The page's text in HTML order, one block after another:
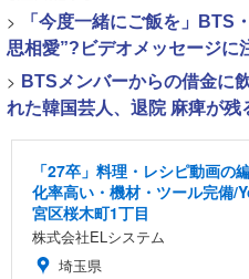
>
「今度一緒にご飯を」BTS
思相愛”?ビデオメッセージに
> BTSメンバーからの借金に
れた韓国芸人、退院 麻痺が残
「27卒」料理・レシピ動画の
化率高い・機材・ツール完備/
宮区桜木町1丁目
株式会社ELシステム
埼玉県